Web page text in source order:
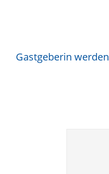
Gastgeberin werden